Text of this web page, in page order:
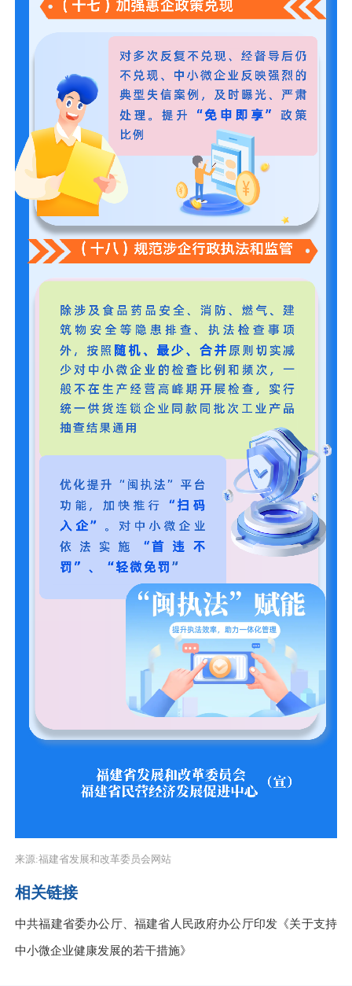
来源:福建省发展和改革委员会网站
相关链接
中共福建省委办公厅、福建省人民政府办公厅印发《关于支持
中小微企业健康发展的若干措施》